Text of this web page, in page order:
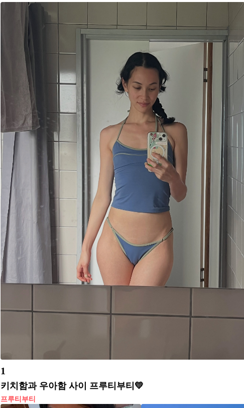
1
키치함과 우아함 사이 프루티부티💛
프루티부티